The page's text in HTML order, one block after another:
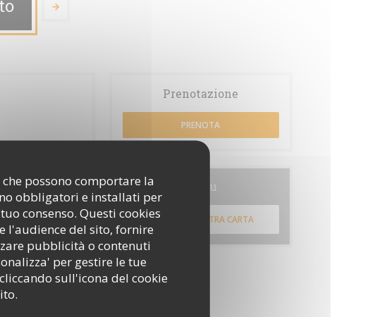
possono comportare la
obbligatori e installati per
consenso. Questi cookies
l'audience del sito, fornire
pubblicità o contenuti
per gestire le tue
sull'icona del cookie
Prenotazione
PRENOTA
Menu
SCOPRI LA NOSTRA CARTA